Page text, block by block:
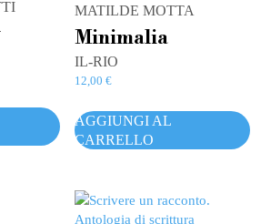
MATILDE MOTTA
Minimalia
IL-RIO
12,00€
AGGIUNGI AL
CARRELLO